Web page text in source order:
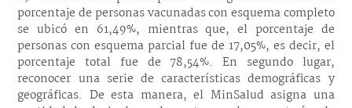
porcentaje de personas vacunadas con esquema completo
se ubicó en 61,49%, mientras que, el porcentaje de
personas con esquema parcial fue de 17,05%, es decir, el
porcentaje total fue de 78,54%. En segundo lugar,
reconocer una serie de características demográficas y
geográficas. De esta manera, el MinSalud asigna una